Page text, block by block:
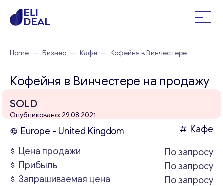
Home — Бизнес — Кафе — Кофейня в Винчестере
Кофейня в Винчестере на продажу
SOLD
Опубликовано: 29.08.2021
Europe - United Kingdom
Кафе
Цена продажи
По запросу
Прибыль
По запросу
Запрашиваемая цена
По запросу